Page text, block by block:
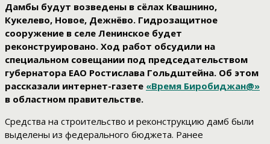
Дамбы будут возведены в сёлах Квашнино,
Кукелево, Новое, Дежнёво. Гидрозащитное
сооружение в селе Ленинское будет
реконструировано. Ход работ обсудили на
специальном совещании под председательством
губернатора ЕАО Ростислава Гольдштейна. Об этом
рассказали интернет-газете «Время Биробиджан@»
в областном правительстве.
Средства на строительство и реконструкцию дамб были
выделены из федерального бюджета. Ранее